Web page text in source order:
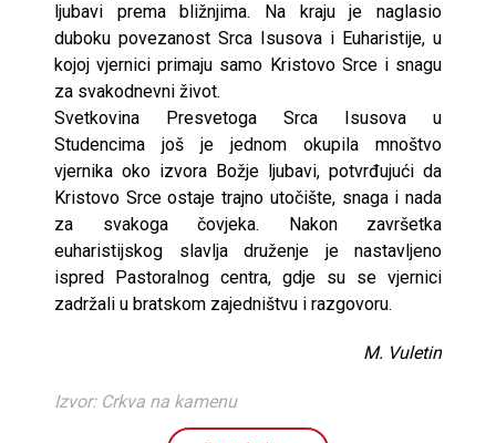
ljubavi prema bližnjima. Na kraju je naglasio
duboku povezanost Srca Isusova i Euharistije, u
kojoj vjernici primaju samo Kristovo Srce i snagu
za svakodnevni život.
Svetkovina Presvetoga Srca Isusova u
Studencima još je jednom okupila mnoštvo
vjernika oko izvora Božje ljubavi, potvrđujući da
Kristovo Srce ostaje trajno utočište, snaga i nada
za svakoga čovjeka. Nakon završetka
euharistijskog slavlja druženje je nastavljeno
ispred Pastoralnog centra, gdje su se vjernici
zadržali u bratskom zajedništvu i razgovoru.
M. Vuletin
Izvor: Crkva na kamenu